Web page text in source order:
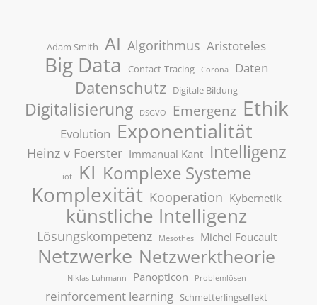
Adam Smith AI Algorithmus Aristoteles
Big Data Contact-Tracing Corona Daten
Datenschutz Digitale Bildung
Digitalisierung DSGVO Emergenz Ethik
Evolution Exponentialität
Heinz v Foerster Immanual Kant Intelligenz
iot KI Komplexe Systeme
Komplexität Kooperation Kybernetik
künstliche Intelligenz
Lösungskompetenz Mesothes Michel Foucault
Netzwerke Netzwerktheorie
Niklas Luhmann Panopticon Problemlösen
reinforcement learning Schmetterlingseffekt